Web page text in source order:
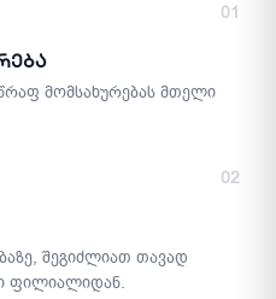
01
მომსახურებას მთელი
02
შეგიძლიათ თავად
ფილიალიდან.